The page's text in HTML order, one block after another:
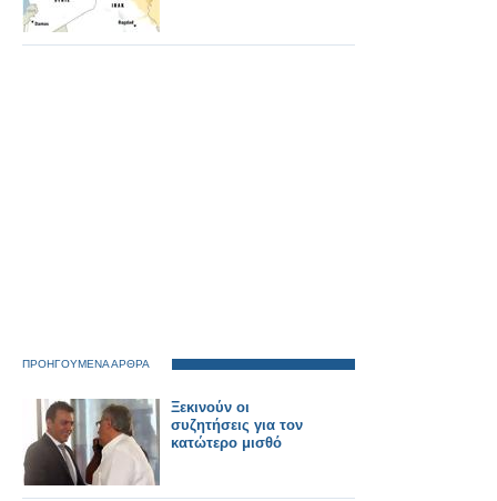
ΠΡΟΗΓΟΥΜΕΝΑ ΑΡΘΡΑ
Ξεκινούν οι
συζητήσεις για τον
κατώτερο μισθό